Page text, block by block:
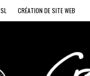
CRÉATION DE SITE WEB